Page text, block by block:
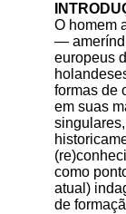
O homem
—
europeus
formas de
em suas
como
atual)
de